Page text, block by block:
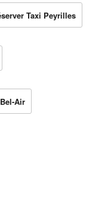
Taxi Peyrilles
Air